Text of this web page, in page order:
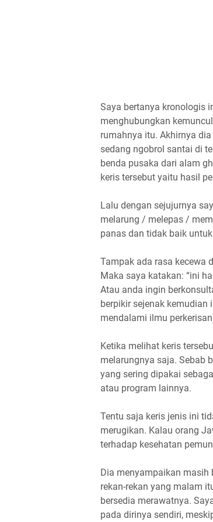
Saya bertanya kronologis
menghubungkan
rumahnya itu. Akhirnya
sedang ngobrol santai di
benda pusaka dari alam
keris tersebut yaitu hasil
Lalu dengan sejujurnya
melarung / melepas /
panas dan tidak baik
Tampak ada rasa kecewa
Maka saya katakan: “ini
Atau anda ingin
berpikir sejenak
mendalami ilmu
Ketika melihat keris
melarungnya saja. Sebab
yang sering dipakai
atau program lainnya.
Tentu saja keris jenis ini
merugikan. Kalau orang
terhadap kesehatan
Dia menyampaikan
rekan-rekan yang malam
bersedia merawatnya.
pada dirinya sendiri,